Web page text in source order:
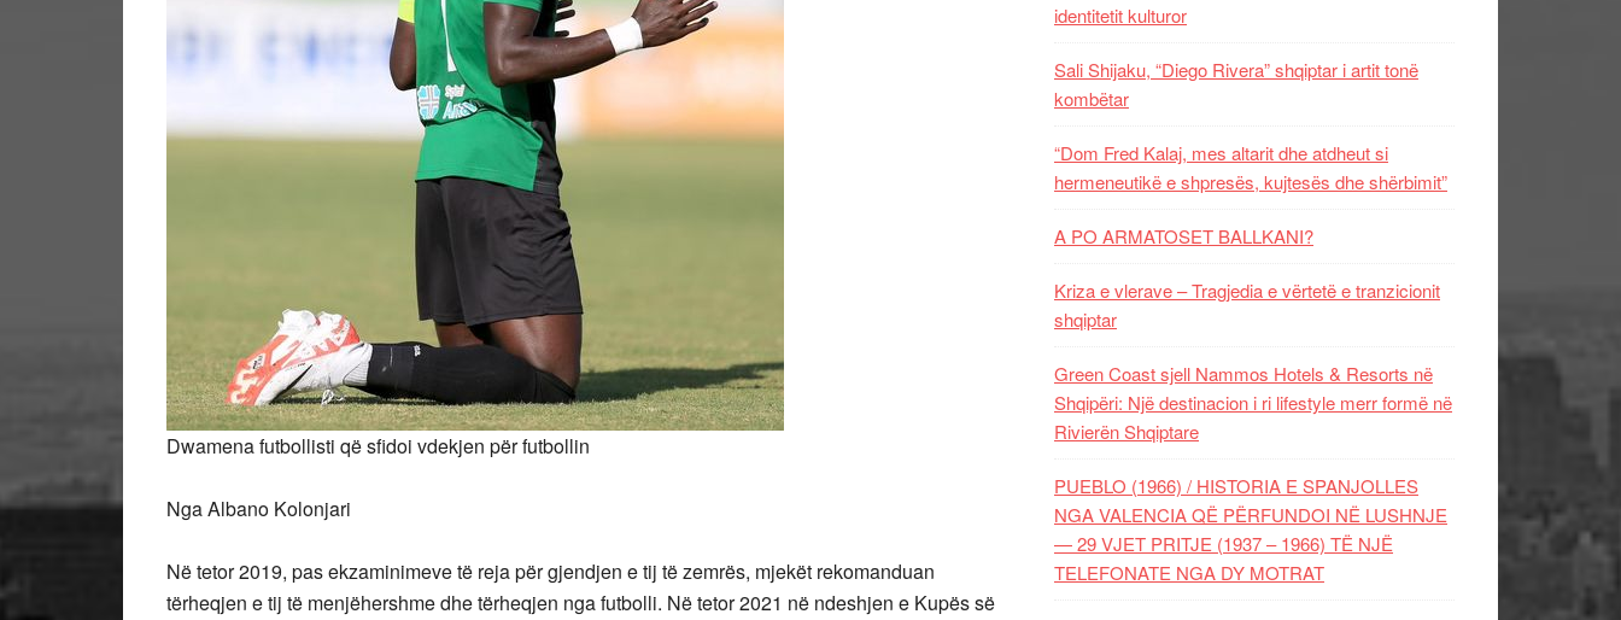
Dwamena futbollisti që sfidoi vdekjen për futbollin
Nga Albano Kolonjari
Në tetor 2019, pas ekzaminimeve të reja për gjendjen e tij të zemrës, mjekët rekomanduan
tërheqjen e tij të menjëhershme dhe tërheqjen nga futbolli. Në tetor 2021 në ndeshjen e Kupës së
identitetit kulturor
Sali Shijaku, “Diego Rivera” shqiptar i artit tonë
kombëtar
“Dom Fred Kalaj, mes altarit dhe atdheut si
hermeneutikë e shpresës, kujtesës dhe shërbimit”
A PO ARMATOSET BALLKANI?
Kriza e vlerave – Tragjedia e vërtetë e tranzicionit
shqiptar
Green Coast sjell Nammos Hotels & Resorts në
Shqipëri: Një destinacion i ri lifestyle merr formë në
Rivierën Shqiptare
PUEBLO (1966) / HISTORIA E SPANJOLLES
NGA VALENCIA QË PËRFUNDOI NË LUSHNJE
— 29 VJET PRITJE (1937 – 1966) TË NJË
TELEFONATE NGA DY MOTRAT